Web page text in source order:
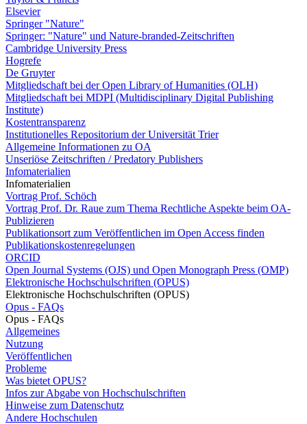
Elsevier
Springer "Nature"
Springer: "Nature" und Nature-branded-Zeitschriften
Cambridge University Press
Hogrefe
De Gruyter
Mitgliedschaft bei der Open Library of Humanities (OLH)
Mitgliedschaft bei MDPI (Multidisciplinary Digital Publishing
Institute)
Kostentransparenz
Institutionelles Repositorium der Universität Trier
Allgemeine Informationen zu OA
Unseriöse Zeitschriften / Predatory Publishers
Infomaterialien
Infomaterialien
Vortrag Prof. Schöch
Vortrag Prof. Dr. Raue zum Thema Rechtliche Aspekte beim OA-
Publizieren
Publikationsort zum Veröffentlichen im Open Access finden
Publikationskostenregelungen
ORCID
Open Journal Systems (OJS) und Open Monograph Press (OMP)
Elektronische Hochschulschriften (OPUS)
Elektronische Hochschulschriften (OPUS)
Opus - FAQs
Opus - FAQs
Allgemeines
Nutzung
Veröffentlichen
Probleme
Was bietet OPUS?
Infos zur Abgabe von Hochschulschriften
Hinweise zum Datenschutz
Andere Hochschulen